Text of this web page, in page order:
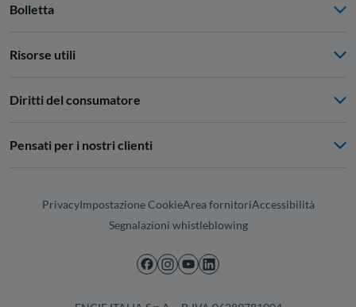
Bolletta
Risorse utili
Diritti del consumatore
Pensati per i nostri clienti
PrivacyImpostazione CookieArea fornitoriAccessibilità
Segnalazioni whistleblowing